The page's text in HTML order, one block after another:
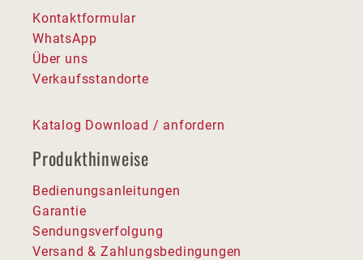
Kontaktformular
WhatsApp
Über uns
Verkaufsstandorte
Katalog Download / anfordern
Produkthinweise
Bedienungsanleitungen
Garantie
Sendungsverfolgung
Versand & Zahlungsbedingungen